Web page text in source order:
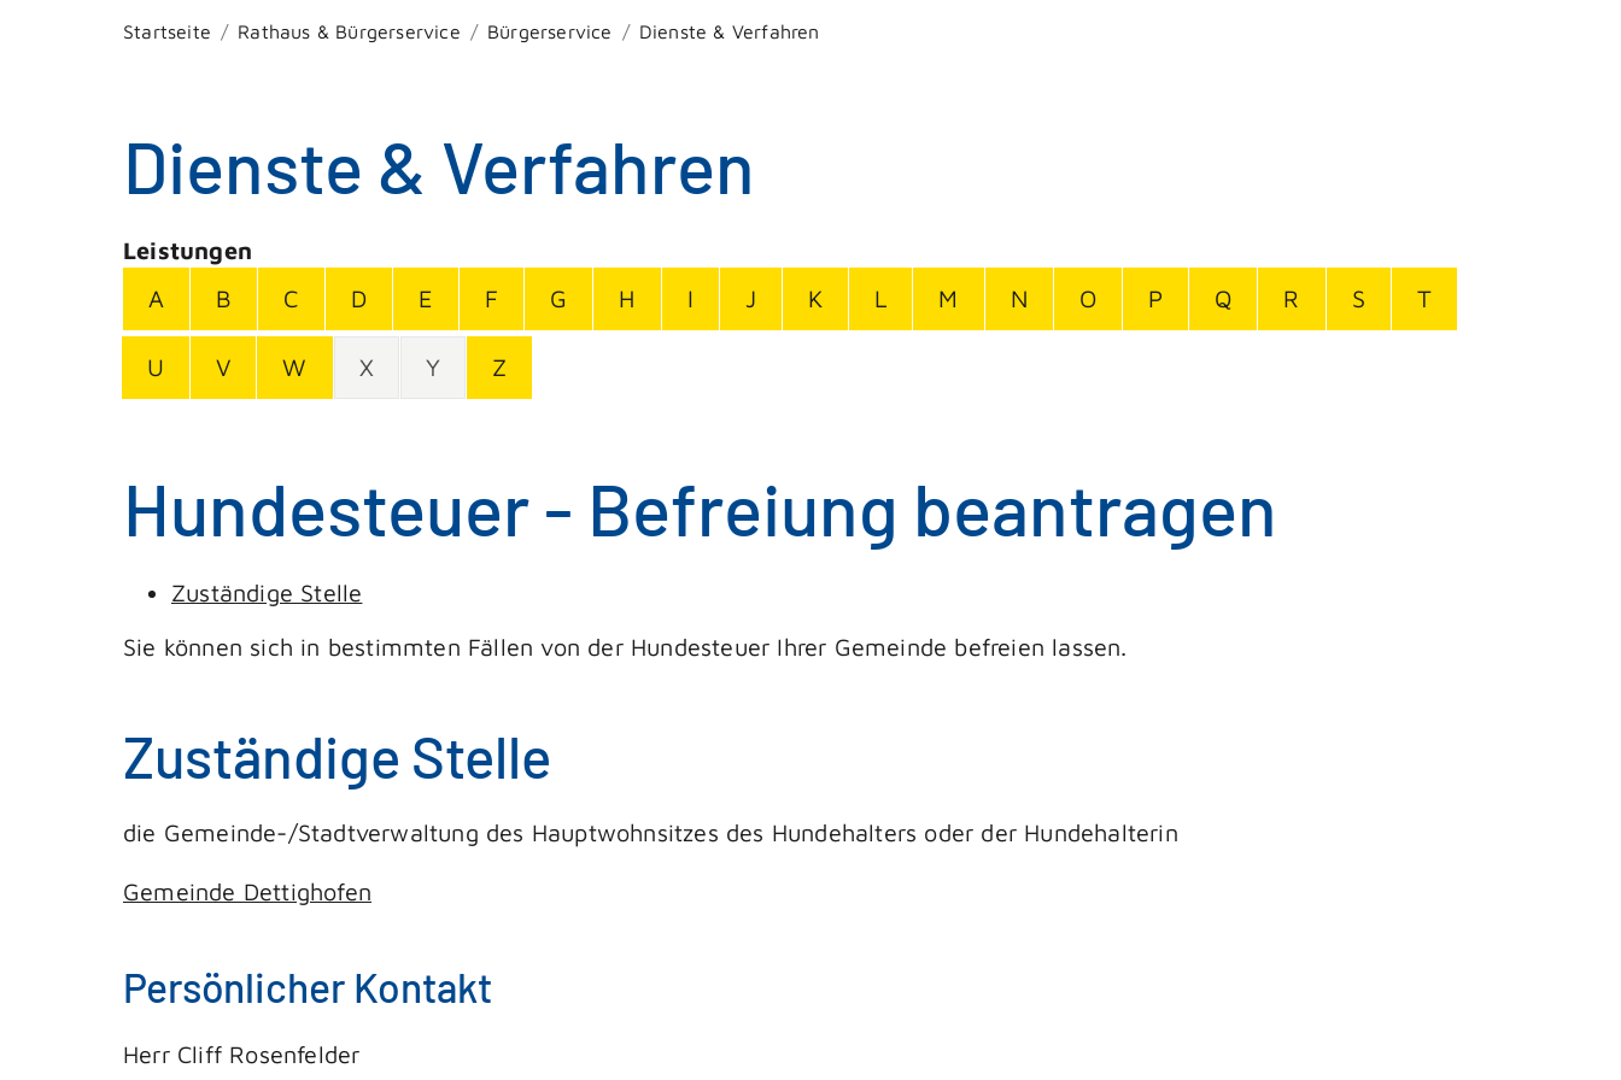
Startseite Rathaus & Bürgerservice Bürgerservice Dienste & Verfahren
Dienste & Verfahren
Leistungen
A
B C D E F G H I J K L M N O P Q R S T
U V W X Y Z
Hundesteuer - Befreiung beantragen
Zuständige Stelle
Sie können sich in bestimmten Fällen von der Hundesteuer Ihrer Gemeinde befreien lassen.
Zuständige Stelle
die Gemeinde-/Stadtverwaltung des Hauptwohnsitzes des Hundehalters oder der Hundehalterin
Gemeinde Dettighofen
Persönlicher Kontakt
Herr Cliff Rosenfelder